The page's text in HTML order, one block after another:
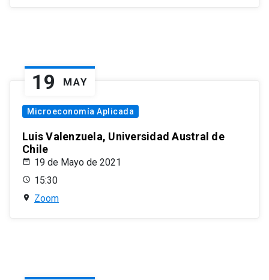
19 MAY
Microeconomía Aplicada
Luis Valenzuela, Universidad Austral de
Chile
19 de Mayo de 2021
15:30
Zoom